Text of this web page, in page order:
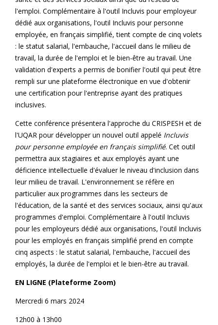
l'emploi. Complémentaire à l'outil Incluvis pour employeur
dédié aux organisations, l'outil Incluvis pour personne
employée, en français simplifié, tient compte de cinq volets
: le statut salarial, l'embauche, l'accueil dans le milieu de
travail, la durée de l'emploi et le bien-être au travail. Une
validation d'experts a permis de bonifier l'outil qui peut être
rempli sur une plateforme électronique en vue d'obtenir
une certification pour l'entreprise ayant des pratiques
inclusives.
Cette conférence présentera l'approche du CRISPESH et de
l'UQAR pour développer un nouvel outil appelé Incluvis
pour personne employée en français simplifié. Cet outil
permettra aux stagiaires et aux employés ayant une
déficience intellectuelle d'évaluer le niveau d'inclusion dans
leur milieu de travail. L'environnement se réfère en
particulier aux programmes dans les secteurs de
l'éducation, de la santé et des services sociaux, ainsi qu'aux
programmes d'emploi. Complémentaire à l'outil Incluvis
pour les employeurs dédié aux organisations, l'outil Incluvis
pour les employés en français simplifié prend en compte
cinq aspects : le statut salarial, l'embauche, l'accueil des
employés, la durée de l'emploi et le bien-être au travail.
EN LIGNE (Plateforme Zoom)
Mercredi 6 mars 2024
12h00 à 13h00